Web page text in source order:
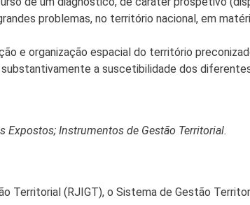
problemas, no território nacional, em
e organização espacial do território
a suscetibilidade dos
Expostos; Instrumentos de Gestão Territorial.
(RJIGT), o Sistema de Gestão